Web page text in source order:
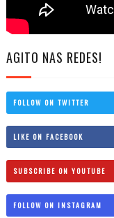
AGITO NAS REDES!
FOLLOW ON TWITTER
LIKE ON FACEBOOK
SUBSCRIBE ON YOUTUBE
FOLLOW ON INSTAGRAM